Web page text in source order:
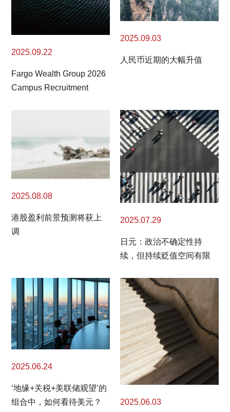
2025.09.22
Fargo Wealth Group 2026
Campus Recruitment
2025.09.03
人民币近期的大幅升值
2025.08.08
港股盈利前景预测将获上
调
2025.07.29
日元：政治不确定性持
续，但持续贬值空间有限
2025.06.24
‘地缘+关税+美联储观望’的
组合中，如何看待美元？
2025.06.03